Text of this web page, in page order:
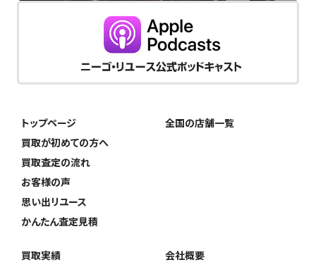
トップページ
買取が初めての方へ
買取査定の流れ
お客様の声
思い出リユース
かんたん査定見積
全国の店舗一覧
買取実績 会社概要